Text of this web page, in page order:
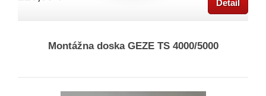
Detail
Montážna doska GEZE TS 4000/5000